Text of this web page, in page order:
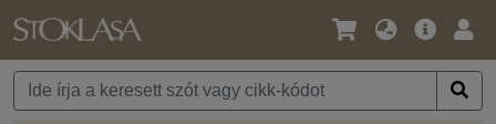
Nyelv
Pénznem
Fő